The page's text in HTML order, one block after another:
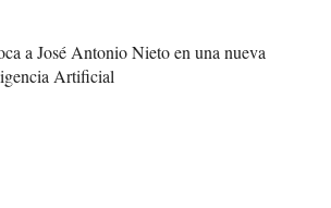
a José Antonio Nieto en una nueva
Artificial